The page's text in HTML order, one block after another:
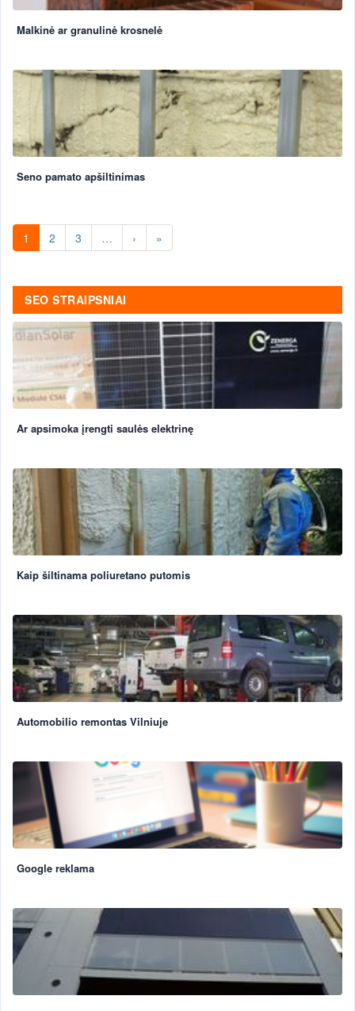
Malkinė ar granulinė krosnelė
Seno pamato apšiltinimas
1 2 3 … › »
SEO STRAIPSNIAI
Ar apsimoka įrengti saulės elektrinę
Kaip šiltinama poliuretano putomis
Automobilio remontas Vilniuje
Google reklama